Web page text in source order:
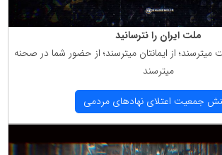
ملت ایران را نترسانید
میترسند؛ از ایمانتان میترسند؛ از حضور شما در صحنه
میترسند
جمعیت اعتلای نهادهای مردمی